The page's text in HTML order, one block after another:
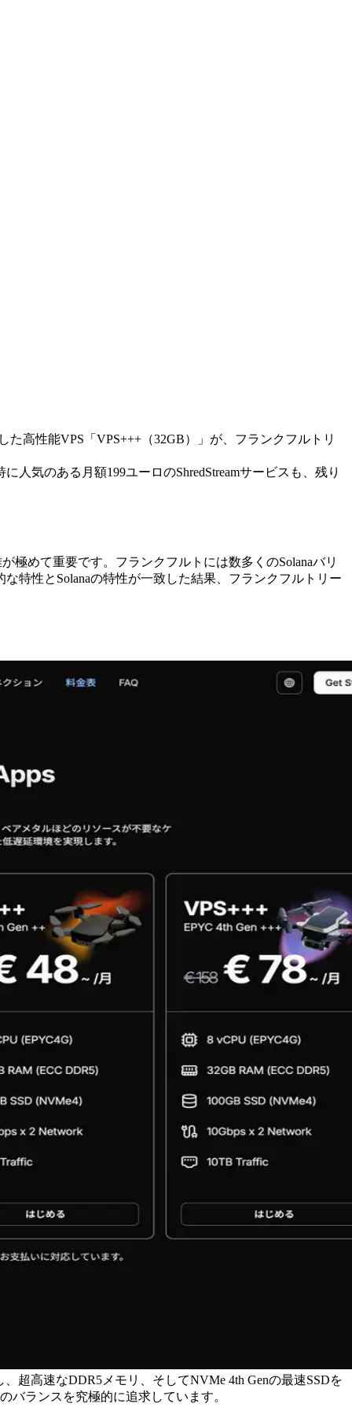
高性能VPS「VPS+++（32GB）」が、フランクフルトリ
気のある月額199ユーロのShredStreamサービスも、残り
極めて重要です。フランクフルトには数多くのSolanaバリ
特性とSolanaの特性が一致した結果、フランクフルトリー
超高速なDDR5メモリ、そしてNVMe 4th Genの最速SSDを
バランスを究極的に追求しています。